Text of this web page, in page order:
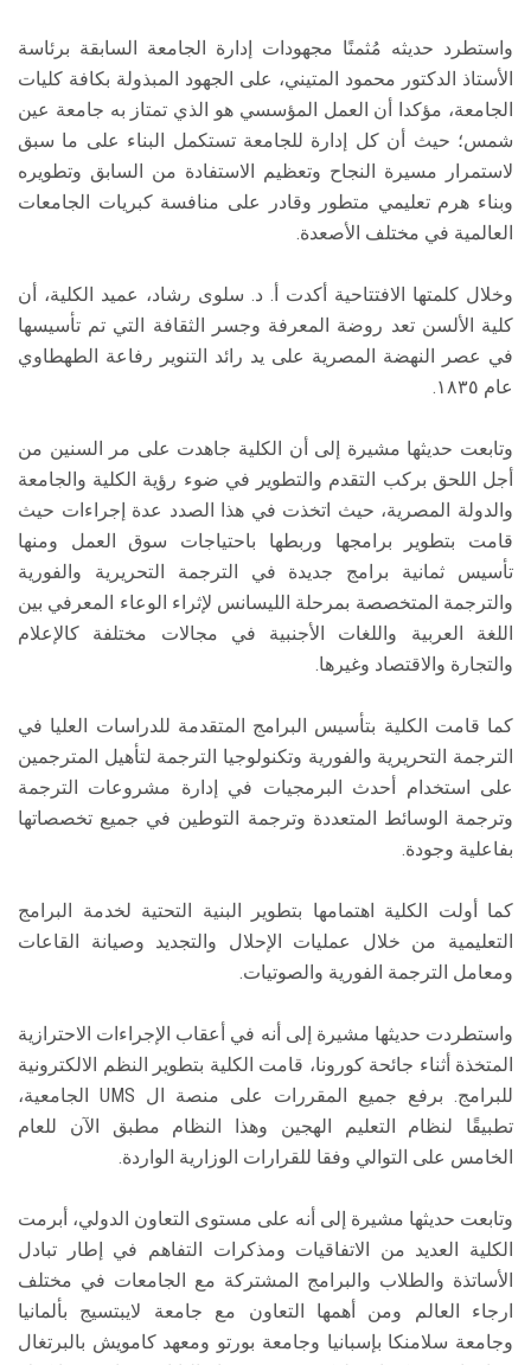
واستطرد حديثه مُثمنًا مجهودات إدارة الجامعة السابقة برئاسة
الأستاذ الدكتور محمود المتيني، على الجهود المبذولة بكافة كليات
الجامعة، مؤكدا أن العمل المؤسسي هو الذي تمتاز به جامعة عين
شمس؛ حيث أن كل إدارة للجامعة تستكمل البناء على ما سبق
لاستمرار مسيرة النجاح وتعظيم الاستفادة من السابق وتطويره
وبناء هرم تعليمي متطور وقادر على منافسة كبريات الجامعات
العالمية في مختلف الأصعدة.
وخلال كلمتها الافتتاحية أكدت أ. د. سلوى رشاد، عميد الكلية، أن
كلية الألسن تعد روضة المعرفة وجسر الثقافة التي تم تأسيسها
في عصر النهضة المصرية على يد رائد التنوير رفاعة الطهطاوي
عام ١٨٣٥.
وتابعت حديثها مشيرة إلى أن الكلية جاهدت على مر السنين من
أجل اللحق بركب التقدم والتطوير في ضوء رؤية الكلية والجامعة
والدولة المصرية، حيث اتخذت في هذا الصدد عدة إجراءات حيث
قامت بتطوير برامجها وربطها باحتياجات سوق العمل ومنها
تأسيس ثمانية برامج جديدة في الترجمة التحريرية والفورية
والترجمة المتخصصة بمرحلة الليسانس لإثراء الوعاء المعرفي بين
اللغة العربية واللغات الأجنبية في مجالات مختلفة كالإعلام
والتجارة والاقتصاد وغيرها.
كما قامت الكلية بتأسيس البرامج المتقدمة للدراسات العليا في
الترجمة التحريرية والفورية وتكنولوجيا الترجمة لتأهيل المترجمين
على استخدام أحدث البرمجيات في إدارة مشروعات الترجمة
وترجمة الوسائط المتعددة وترجمة التوطين في جميع تخصصاتها
بفاعلية وجودة.
كما أولت الكلية اهتمامها بتطوير البنية التحتية لخدمة البرامج
التعليمية من خلال عمليات الإحلال والتجديد وصيانة القاعات
ومعامل الترجمة الفورية والصوتيات.
واستطردت حديثها مشيرة إلى أنه في أعقاب الإجراءات الاحترازية
المتخذة أثناء جائحة كورونا، قامت الكلية بتطوير النظم الالكترونية
للبرامج. برفع جميع المقررات على منصة ال UMS الجامعية،
تطبيقًا لنظام التعليم الهجين وهذا النظام مطبق الآن للعام
الخامس على التوالي وفقا للقرارات الوزارية الواردة.
وتابعت حديثها مشيرة إلى أنه على مستوى التعاون الدولي، أبرمت
الكلية العديد من الاتفاقيات ومذكرات التفاهم في إطار تبادل
الأساتذة والطلاب والبرامج المشتركة مع الجامعات في مختلف
ارجاء العالم ومن أهمها التعاون مع جامعة لايبتسيج بألمانيا
وجامعة سلامنكا بإسبانيا وجامعة بورتو ومعهد كامويش بالبرتغال